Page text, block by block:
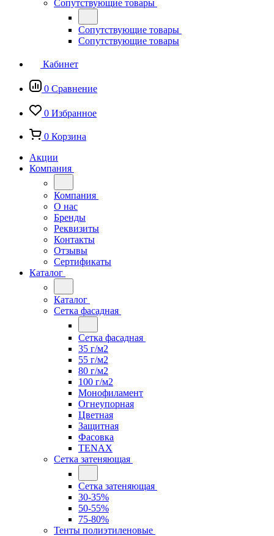
Сопутствующие товары
Сопутствующие товары
Сопутствующие товары
Кабинет
0 Сравнение
0 Избранное
0 Корзина
Акции
Компания
Компания
О нас
Бренды
Реквизиты
Контакты
Отзывы
Сертификаты
Каталог
Каталог
Сетка фасадная
Сетка фасадная
35 г/м2
55 г/м2
80 г/м2
100 г/м2
Монофиламент
Огнеупорная
Цветная
Защитная
Фасовка
TENAX
Сетка затеняющая
Сетка затеняющая
30-35%
50-55%
75-80%
Тенты полиэтиленовые